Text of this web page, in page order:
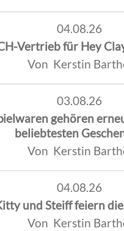
04.08.26
Vertrieb für Hey
Von Kerstin
03.08.26
gehören
beliebtesten
Von Kerstin
04.08.26
und Steiff feiern
Von Kerstin